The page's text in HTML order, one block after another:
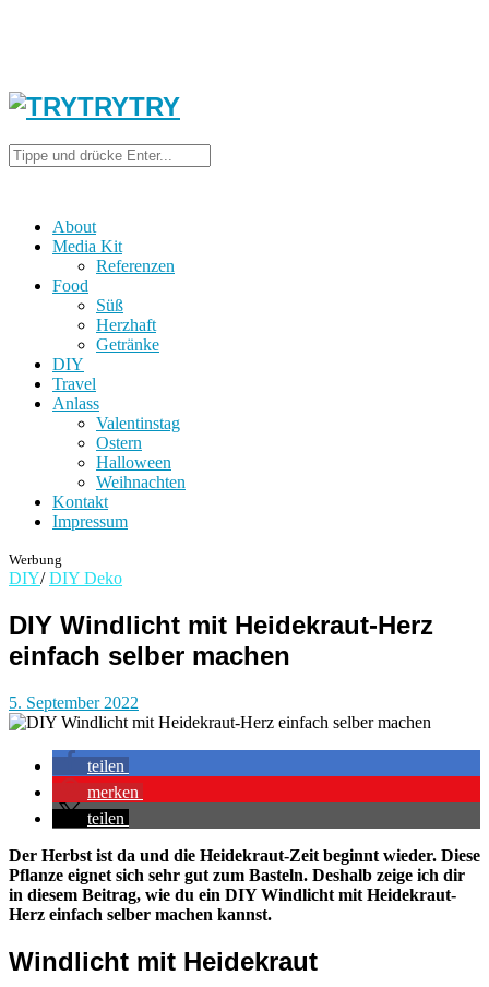
About
Media Kit
Referenzen
Food
Süß
Herzhaft
Getränke
DIY
Travel
Anlass
Valentinstag
Ostern
Halloween
Weihnachten
Kontakt
Impressum
Werbung
DIY/ DIY Deko
DIY Windlicht mit Heidekraut-Herz
einfach selber machen
5. September 2022
teilen
merken
teilen
Der Herbst ist da und die Heidekraut-Zeit beginnt wieder. Diese
Pflanze eignet sich sehr gut zum Basteln. Deshalb zeige ich dir
in diesem Beitrag, wie du ein DIY Windlicht mit Heidekraut-
Herz einfach selber machen kannst.
Windlicht mit Heidekraut